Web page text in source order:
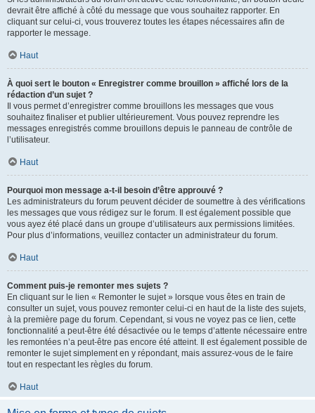
devrait être affiché à côté du message que vous souhaitez rapporter. En
cliquant sur celui-ci, vous trouverez toutes les étapes nécessaires afin de
rapporter le message.
Haut
À quoi sert le bouton « Enregistrer comme brouillon » affiché lors de la
rédaction d’un sujet ?
Il vous permet d’enregistrer comme brouillons les messages que vous
souhaitez finaliser et publier ultérieurement. Vous pouvez reprendre les
messages enregistrés comme brouillons depuis le panneau de contrôle de
l’utilisateur.
Haut
Pourquoi mon message a-t-il besoin d’être approuvé ?
Les administrateurs du forum peuvent décider de soumettre à des vérifications
les messages que vous rédigez sur le forum. Il est également possible que
vous ayez été placé dans un groupe d’utilisateurs aux permissions limitées.
Pour plus d’informations, veuillez contacter un administrateur du forum.
Haut
Comment puis-je remonter mes sujets ?
En cliquant sur le lien « Remonter le sujet » lorsque vous êtes en train de
consulter un sujet, vous pouvez remonter celui-ci en haut de la liste des sujets,
à la première page du forum. Cependant, si vous ne voyez pas ce lien, cette
fonctionnalité a peut-être été désactivée ou le temps d’attente nécessaire entre
les remontées n’a peut-être pas encore été atteint. Il est également possible de
remonter le sujet simplement en y répondant, mais assurez-vous de le faire
tout en respectant les règles du forum.
Haut